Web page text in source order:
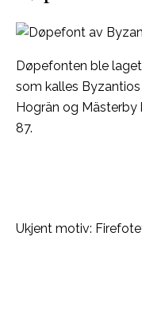
Døpefonten ble
som kalles Byzantios
Hogrän og Mästerby
87.
Ukjent motiv: